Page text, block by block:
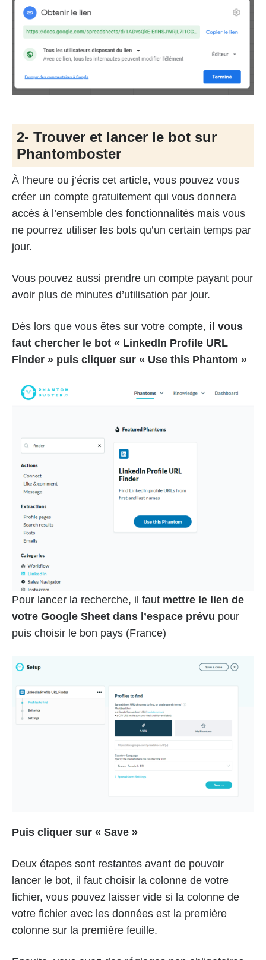
2- Trouver et lancer le bot sur
Phantomboster
À l’heure ou j’écris cet article, vous pouvez vous
créer un compte gratuitement qui vous donnera
accès à l’ensemble des fonctionnalités mais vous
ne pourrez utiliser les bots qu’un certain temps par
jour.
Vous pouvez aussi prendre un compte payant pour
avoir plus de minutes d’utilisation par jour.
Dès lors que vous êtes sur votre compte, il vous
faut chercher le bot « LinkedIn Profile URL
Finder » puis cliquer sur « Use this Phantom »
Pour lancer la recherche, il faut mettre le lien de
votre Google Sheet dans l’espace prévu pour
puis choisir le bon pays (France)
Puis cliquer sur « Save »
Deux étapes sont restantes avant de pouvoir
lancer le bot, il faut choisir la colonne de votre
fichier, vous pouvez laisser vide si la colonne de
votre fichier avec les données est la première
colonne sur la première feuille.